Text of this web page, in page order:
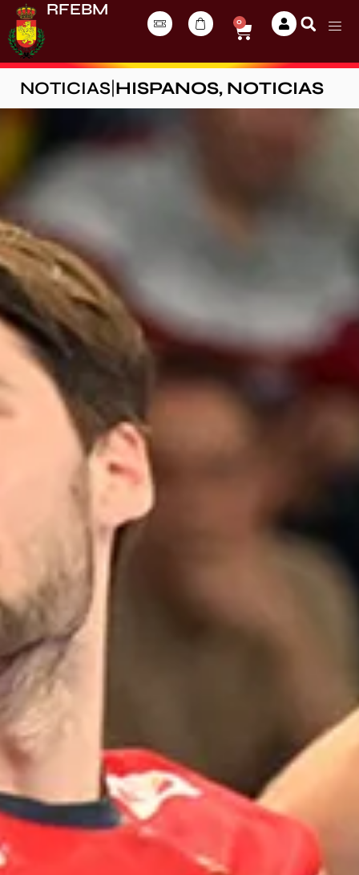
RFEBM
0
NOTICIAS HISPANOS, NOTICIAS